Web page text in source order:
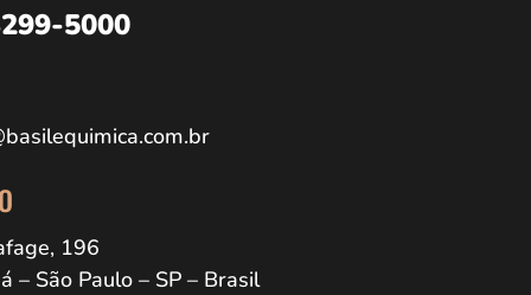
5000
196
– São Paulo – SP – Brasil